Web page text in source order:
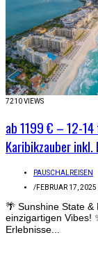
7210 VIEWS
ab 1199 € – 12-
Karibikzauber
PAUSCHALREISEN
/FEBRUAR 17, 2025
🌴 Sunshine State
einzigartigen Vibes!
Erlebnisse...